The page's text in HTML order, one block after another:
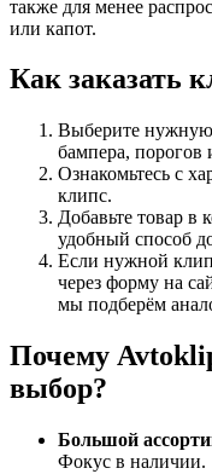
также для менее
или капот.
Как заказать
Выберите
бампера, порогов
Ознакомьтесь с
клипс.
Добавьте товар в
удобный способ
Если нужной
через форму на
мы подберём
Почему
выбор?
Большой
Фокус в наличии.